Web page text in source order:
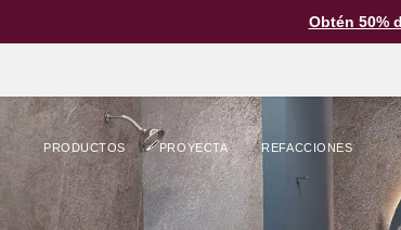
PRODUCTOS PROYECTA REFACCIONES
Obtén 50%